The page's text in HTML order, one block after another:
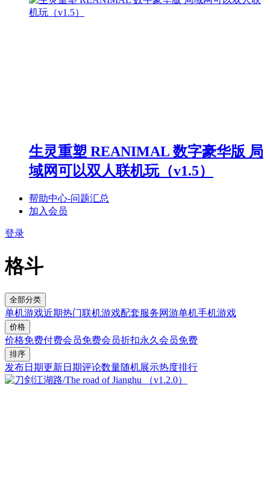
生灵重塑 REANIMAL 数字豪华版 局
域网可以双人联机玩（v1.5）
帮助中心-问题汇总
加入会员
登录
格斗
全部分类
单机游戏近期热门联机游戏配套服务网游单机手机游戏
价格
价格免费付费会员免费会员折扣永久会员免费
排序
发布日期更新日期评论数量随机展示热度排行